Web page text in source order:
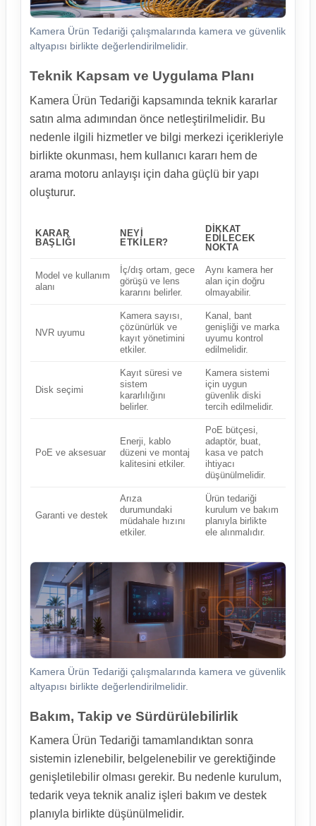
Kamera Ürün Tedariği çalışmalarında kamera ve güvenlik
altyapısı birlikte değerlendirilmelidir.
Teknik Kapsam ve Uygulama Planı
Kamera Ürün Tedariği kapsamında teknik kararlar
satın alma adımından önce netleştirilmelidir. Bu
nedenle ilgili hizmetler ve bilgi merkezi içerikleriyle
birlikte okunması, hem kullanıcı kararı hem de
arama motoru anlayışı için daha güçlü bir yapı
oluşturur.
KARAR
BAŞLIĞI
NEYI
ETKILER?
DIKKAT
EDILECEK
NOKTA
Model ve kullanım
alanı
İç/dış ortam, gece
görüşü ve lens
kararını belirler.
Aynı kamera her
alan için doğru
olmayabilir.
NVR uyumu
Kamera sayısı,
çözünürlük ve
kayıt yönetimini
etkiler.
Kanal, bant
genişliği ve marka
uyumu kontrol
edilmelidir.
Disk seçimi
Kayıt süresi ve
sistem
kararlılığını
belirler.
Kamera sistemi
için uygun
güvenlik diski
tercih edilmelidir.
PoE ve aksesuar
Enerji, kablo
düzeni ve montaj
kalitesini etkiler.
PoE bütçesi,
adaptör, buat,
kasa ve patch
ihtiyacı
düşünülmelidir.
Garanti ve destek
Arıza
durumundaki
müdahale hızını
etkiler.
Ürün tedariği
kurulum ve bakım
planıyla birlikte
ele alınmalıdır.
Kamera Ürün Tedariği çalışmalarında kamera ve güvenlik
altyapısı birlikte değerlendirilmelidir.
Bakım, Takip ve Sürdürülebilirlik
Kamera Ürün Tedariği tamamlandıktan sonra
sistemin izlenebilir, belgelenebilir ve gerektiğinde
genişletilebilir olması gerekir. Bu nedenle kurulum,
tedarik veya teknik analiz işleri bakım ve destek
planıyla birlikte düşünülmelidir.